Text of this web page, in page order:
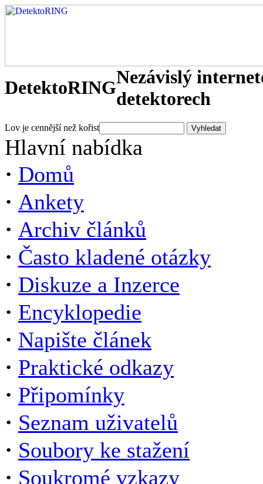
DetektoRINGNezávislý
detektorech
Lov je cennější než kořist
Hlavní nabídka
· Domů
· Ankety
· Archiv článků
· Často kladené otázky
· Diskuze a Inzerce
· Encyklopedie
· Napište článek
· Praktické odkazy
· Připomínky
· Seznam uživatelů
· Soubory ke stažení
· Soukromé vzkazy